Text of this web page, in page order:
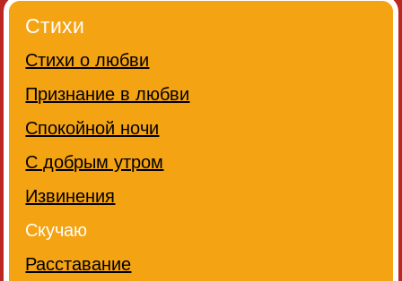
Стихи
Стихи о любви
Признание в любви
Спокойной ночи
С добрым утром
Извинения
Скучаю
Расставание